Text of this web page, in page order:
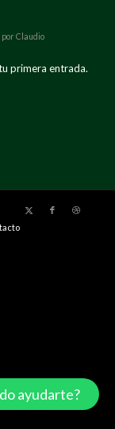
por Claudio
primera entrada.
ayudarte?